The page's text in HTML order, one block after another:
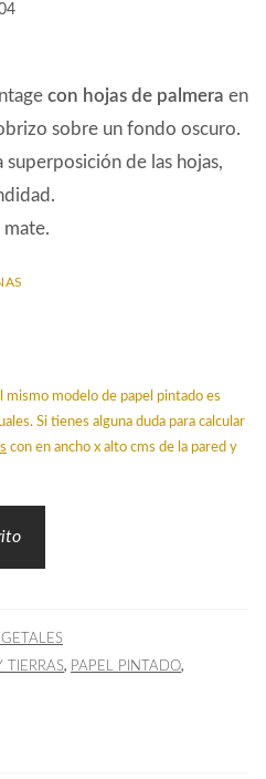
con hojas de palmera en
sobre un fondo oscuro.
superposición de las hojas,
mate.
mismo modelo de papel pintado es
Si tienes alguna duda para calcular
con en ancho x alto cms de la pared y
TIERRAS, PAPEL PINTADO,